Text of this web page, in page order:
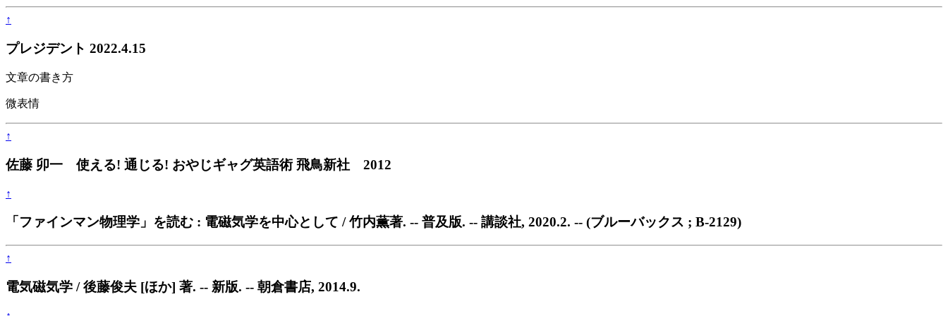
↑
プレジデント 2022.4.15
文章の書き方
微表情
↑
佐藤 卯一 使える! 通じる! おやじギャグ英語術 飛鳥新社 2012
↑
「ファインマン物理学」を読む : 電磁気学を中心として / 竹内薫著. -- 普及版. -- 講談社, 2020.2. -- (ブルーバックス ; B-2129)
↑
電気磁気学 / 後藤俊夫 [ほか] 著. -- 新版. -- 朝倉書店, 2014.9.